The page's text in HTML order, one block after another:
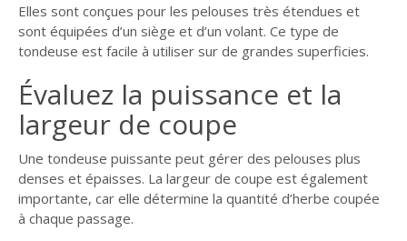
Elles sont conçues pour les pelouses très étendues et
sont équipées d’un siège et d’un volant. Ce type de
tondeuse est facile à utiliser sur de grandes superficies.
Évaluez la puissance et la
largeur de coupe
Une tondeuse puissante peut gérer des pelouses plus
denses et épaisses. La largeur de coupe est également
importante, car elle détermine la quantité d’herbe coupée
à chaque passage.